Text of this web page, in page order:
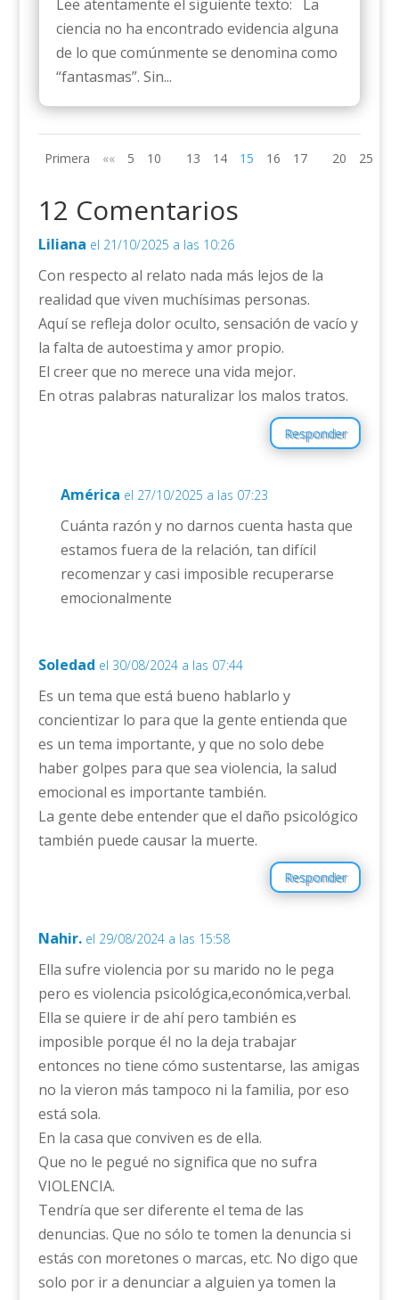
Lee atentamente el siguiente texto: La
ciencia no ha encontrado evidencia alguna
de lo que comúnmente se denomina como
“fantasmas”. Sin...
Primera «« 5 10 13 14 15 16 17 20 25
12 Comentarios
Liliana el 21/10/2025 a las 10:26
Con respecto al relato nada más lejos de la
realidad que viven muchísimas personas.
Aquí se refleja dolor oculto, sensación de vacío y
la falta de autoestima y amor propio.
El creer que no merece una vida mejor.
En otras palabras naturalizar los malos tratos.
Responder
América el 27/10/2025 a las 07:23
Cuánta razón y no darnos cuenta hasta que
estamos fuera de la relación, tan difícil
recomenzar y casi imposible recuperarse
emocionalmente
Soledad el 30/08/2024 a las 07:44
Es un tema que está bueno hablarlo y
concientizar lo para que la gente entienda que
es un tema importante, y que no solo debe
haber golpes para que sea violencia, la salud
emocional es importante también.
La gente debe entender que el daño psicológico
también puede causar la muerte.
Responder
Nahir. el 29/08/2024 a las 15:58
Ella sufre violencia por su marido no le pega
pero es violencia psicológica,económica,verbal.
Ella se quiere ir de ahí pero también es
imposible porque él no la deja trabajar
entonces no tiene cómo sustentarse, las amigas
no la vieron más tampoco ni la familia, por eso
está sola.
En la casa que conviven es de ella.
Que no le pegué no significa que no sufra
VIOLENCIA.
Tendría que ser diferente el tema de las
denuncias. Que no sólo te tomen la denuncia si
estás con moretones o marcas, etc. No digo que
solo por ir a denunciar a alguien ya tomen la